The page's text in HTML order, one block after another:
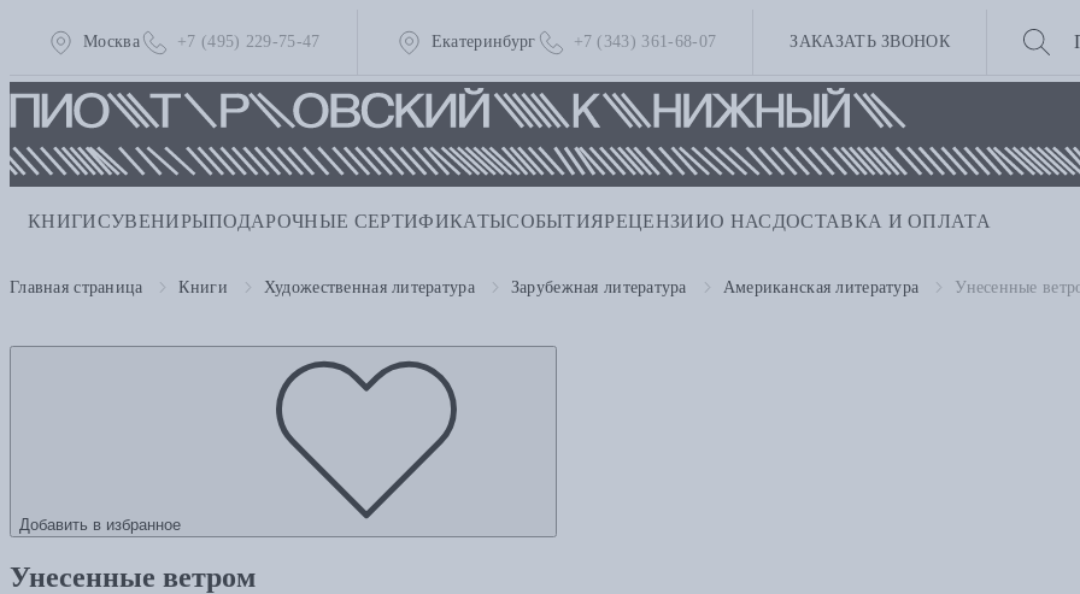
Москва +7 (495) 229-75-47 Екатеринбург +7 (343) 361-68-07 ЗАКАЗАТЬ ЗВОНОК
КНИГИСУВЕНИРЫПОДАРОЧНЫЕ СЕРТИФИКАТЫСОБЫТИЯРЕЦЕНЗИИО НАС ДОСТАВКА И ОПЛАТА
Главная страница Книги Художественная литература Зарубежная литература Американская литература Унесенные
Добавить в избранное
Унесенные ветром